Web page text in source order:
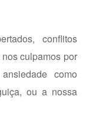
conflitos
culpamos por
como
ou a nossa